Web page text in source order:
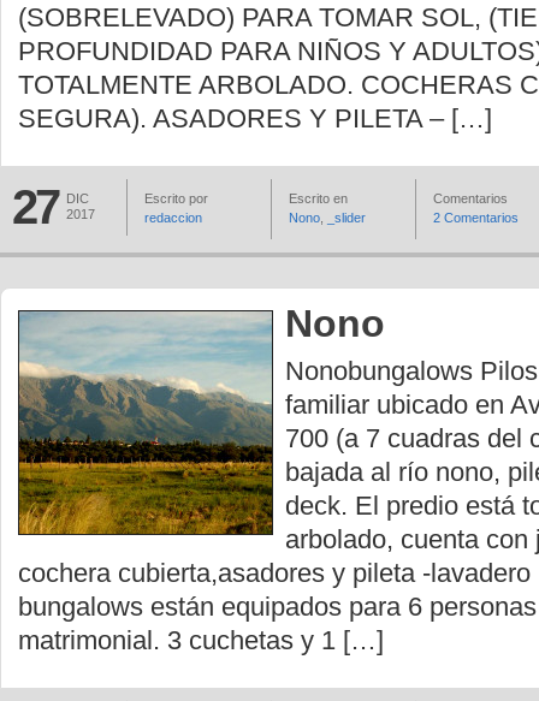
(SOBRELEVADO) PARA TOMAR SOL,
PROFUNDIDAD PARA NIÑOS Y
TOTALMENTE ARBOLADO. COCHERAS
SEGURA). ASADORES Y PILETA – […]
27
DIC
2017
Escrito por
redaccion
Escrito en
Nono
_slider
Comentarios
2 Comentarios
Nono
Nonobungalows
familiar ubicado en
700 (a 7 cuadras del
bajada al río nono,
deck. El predio está
arbolado, cuenta
cochera cubierta,asadores y pileta -
bungalows están equipados para 6
matrimonial. 3 cuchetas y 1 […]